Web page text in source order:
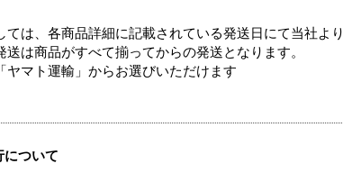
は、各商品詳細に記載されている発送日にて当社よ
は商品がすべて揃ってからの発送となります。
マト運輸」からお選びいただけます
について